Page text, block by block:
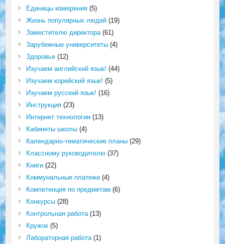
Единицы измерения(5)
Жизнь популярных людей(19)
Заместителю директора(61)
Зарубежные университеты(4)
Здоровье(12)
Изучаем английский язык! (44)
Изучаем корейский язык! (5)
Изучаем русский язык! (16)
Инструкция(23)
Интернет технологии(13)
Кабинеты школы(4)
Календарно-тематические планы(29)
Классному руководителю(37)
Книги(22)
Коммунальные платежи(4)
Компетенция по предметам (6)
Конкурсы(28)
Контрольная работа(13)
Кружок(5)
Лабораторная работа(1)